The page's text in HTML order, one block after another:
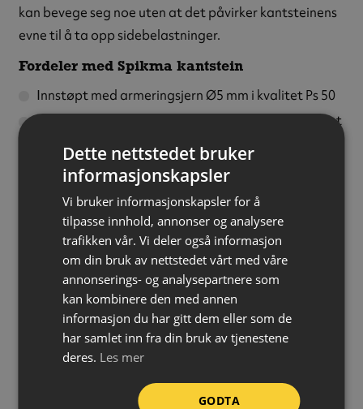
kan bevege seg noe uten at det påvirker kantsteinens
evne til å ta opp sidebelastninger.
Fordeler med Spikma kantstein
Innstøpt med armeringsjern Ø5 mm i kvalitet Ps 50
Bred anleggsflate mot underlaget gir økt stabilitet
Avstandsknaster tar opp bevegelser i underlaget
Not og fjær i sidene forenkler leggingen og gir en
rett kantlinje, samt fordeler påkjenningene over
flere kantsteiner
Formontert manganlegert stålspiker med foringer
av polyetylen i forsenkede utsparringer gir sikker
styring av spikervektøy
Fasede kanter reduserer hjørneskader og minsker
den synlige høydeforskjellen mellom steiner ved
mindre ujevnheter i underlaget
Innfaset klakk gjør det mulig å bruke rett kantstein
til legging av kurver med store radier
Dette nettstedet bruker
informasjonskapsler
Vi bruker informasjonskapsler for å
tilpasse innhold, annonser og analysere
trafikken vår. Vi deler også informasjon
om din bruk av nettstedet vårt med våre
annonserings- og analysepartnere som
kan kombinere den med annen
informasjon du har gitt dem eller som de
har samlet inn fra din bruk av tjenestene
deres. Les mer
GODTA